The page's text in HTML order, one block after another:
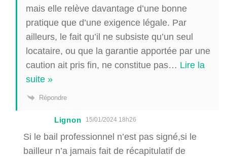
mais elle relève davantage d’une bonne
pratique que d’une exigence légale. Par
ailleurs, le fait qu’il ne subsiste qu’un seul
locataire, ou que la garantie apportée par une
caution ait pris fin, ne constitue pas… Lire la
suite »
Répondre
Lignon 15/01/2024 18h26
Si le bail professionnel n’est pas signé,si le
bailleur n’a jamais fait de récapitulatif de